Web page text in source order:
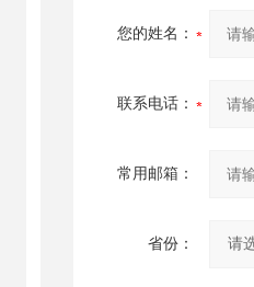
您的姓名：
联系电话：
常用邮箱：
省份：